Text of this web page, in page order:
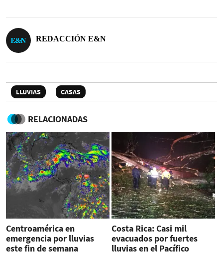
REDACCIÓN E&N
LLUVIAS CASAS
RELACIONADAS
Centroamérica en
emergencia por lluvias
este fin de semana
Costa Rica: Casi mil
evacuados por fuertes
lluvias en el Pacífico